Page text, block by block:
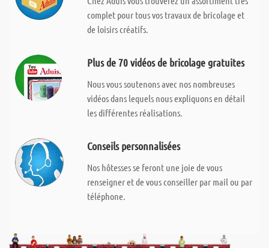
complet pour tous vos travaux de bricolage et
de loisirs créatifs.
Plus de 70 vidéos de bricolage gratuites
Nous vous soutenons avec nos nombreuses
vidéos dans lequels nous expliquons en détail
les différentes réalisations.
Conseils personnalisées
Nos hôtesses se feront une joie de vous
renseigner et de vous conseiller par mail ou par
téléphone.